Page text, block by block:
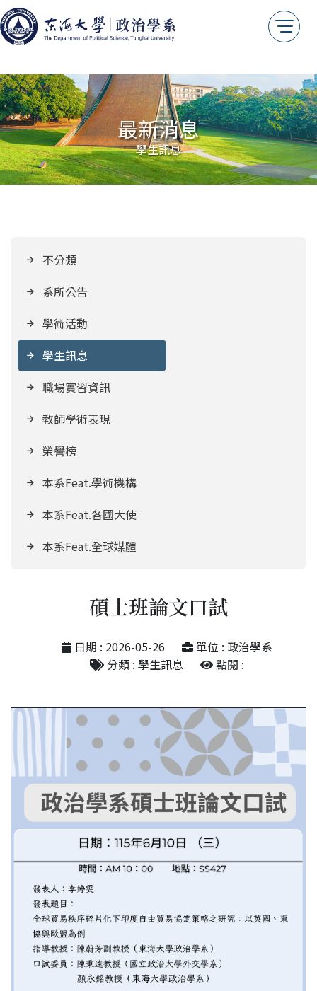
最新消息
學生訊息
不分類
系所公告
學術活動
學生訊息
職場實習資訊
教師學術表現
榮譽榜
本系Feat.學術機構
本系Feat.各國大使
本系Feat.全球媒體
碩士班論文口試
日期 : 2026-05-26
單位 : 政治學系
分類 : 學生訊息
點閱 :